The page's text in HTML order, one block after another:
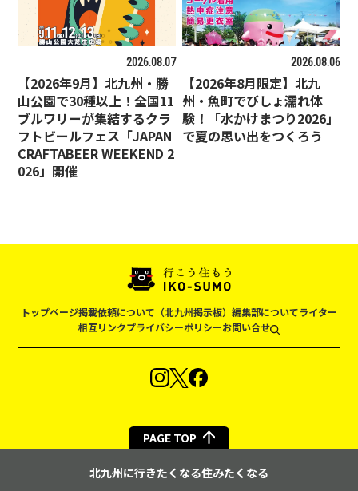
2026.08.07
【2026年9月】北九州・勝
山公園で30種以上！全国11
ブルワリーが集結するクラ
フトビールフェス「JAPAN
CRAFTABEER WEEKEND 2
026」開催
2026.08.06
【2026年8月限定】北九
州・魚町でびしょ濡れ体
験！「水かけまつり2026」
で夏の思い出をつくろう
トップページ掲載依頼について（北九州掲示板） 編集部についてライター
相互リンクプライバシーポリシーお問い合せ
PAGE TOP
北九州に行きたくなる住みたくなる